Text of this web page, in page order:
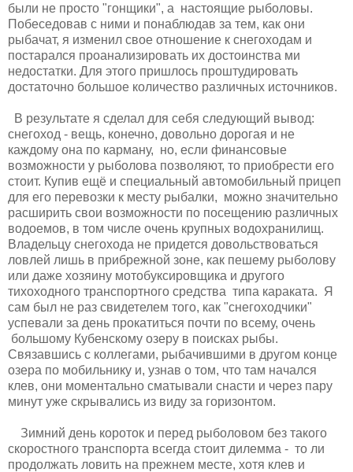
были не просто "гонщики", а настоящие рыболовы.
Побеседовав с ними и понаблюдав за тем, как они
рыбачат, я изменил свое отношение к снегоходам и
постарался проанализировать их достоинства ми
недостатки. Для этого пришлось проштудировать
достаточно большое количество различных источников.
В результате я сделал для себя следующий вывод:
снегоход - вещь, конечно, довольно дорогая и не
каждому она по карману, но, если финансовые
возможности у рыболова позволяют, то приобрести его
стоит. Купив ещё и специальный автомобильный прицеп
для его перевозки к месту рыбалки, можно значительно
расширить свои возможности по посещению различных
водоемов, в том числе очень крупных водохранилищ.
Владельцу снегохода не придется довольствоваться
ловлей лишь в прибрежной зоне, как пешему рыболову
или даже хозяину мотобуксировщика и другого
тихоходного транспортного средства типа караката. Я
сам был не раз свидетелем того, как "снегоходчики"
успевали за день прокатиться почти по всему, очень
большому Кубенскому озеру в поисках рыбы.
Связавшись с коллегами, рыбачившими в другом конце
озера по мобильнику и, узнав о том, что там начался
клев, они моментально сматывали снасти и через пару
минут уже скрывались из виду за горизонтом.
Зимний день короток и перед рыболовом без такого
скоростного транспорта всегда стоит дилемма - то ли
продолжать ловить на прежнем месте, хотя клев и